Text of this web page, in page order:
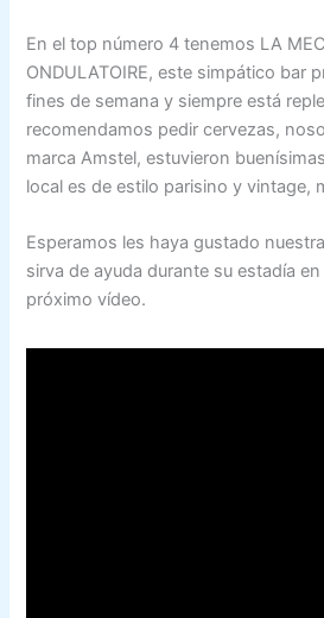
En el top número 4 tenemos LA
ONDULATOIRE, este simpático bar
fines de semana y siempre está
recomendamos pedir cervezas,
marca Amstel, estuvieron
local es de estilo parisino y vintage,
Esperamos les haya gustado
sirva de ayuda durante su estadía
próximo vídeo.